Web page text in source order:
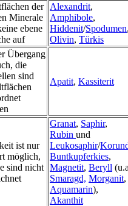
der
Minerale
ebene
auf
Alexandrit,
Amphibole,
Hiddenit/Spodumen
Olivin, Türkis
Übergang
die
sind
Apatit, Kassiterit
ist nur
möglich,
sind nicht
Granat, Saphir,
Rubin und
Leukosaphir/
Buntkupferkies,
Magnetit, Beryll
Smaragd, Morganit,
Aquamarin),
Akanthit